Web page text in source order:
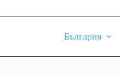
България